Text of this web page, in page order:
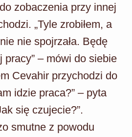
zobaczenia przy innej
„Tyle zrobiłem, a
nie spojrzała. Będę
pracy” – mówi do siebie
Cevahir przychodzi do
idzie praca?” – pyta
się czujecie?”.
smutne z powodu